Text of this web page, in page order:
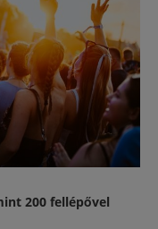
200 fellépővel